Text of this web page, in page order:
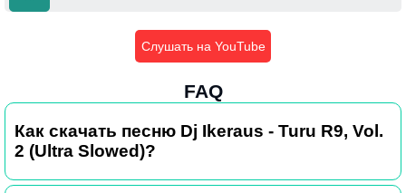
Слушать на YouTube
FAQ
Как скачать песню Dj Ikeraus - Turu R9, Vol.
2 (Ultra Slowed)?